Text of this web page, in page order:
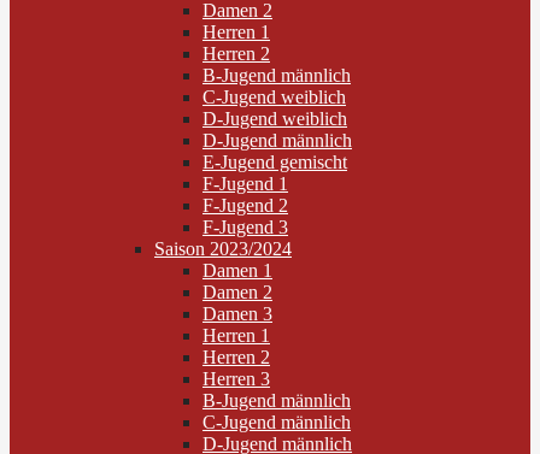
Damen 2
Herren 1
Herren 2
B-Jugend männlich
C-Jugend weiblich
D-Jugend weiblich
D-Jugend männlich
E-Jugend gemischt
F-Jugend 1
F-Jugend 2
F-Jugend 3
Saison 2023/2024
Damen 1
Damen 2
Damen 3
Herren 1
Herren 2
Herren 3
B-Jugend männlich
C-Jugend männlich
D-Jugend männlich